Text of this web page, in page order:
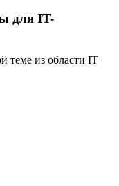
для IT-
теме из области IT